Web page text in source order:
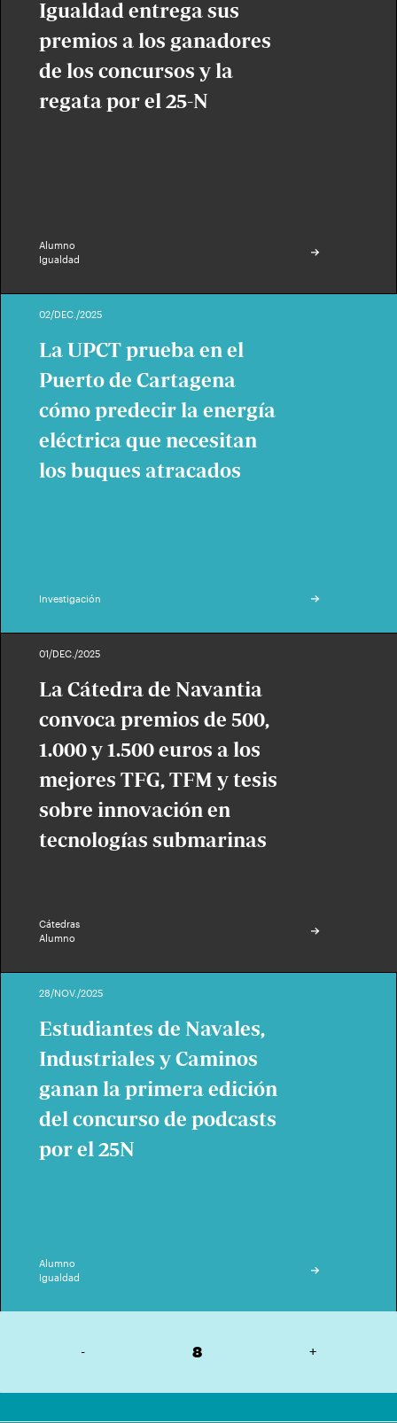
Igualdad entrega sus
premios a los ganadores
de los concursos y la
regata por el 25-N
Alumno
Igualdad
02/DEC./2025
La UPCT prueba en el
Puerto de Cartagena
cómo predecir la energía
eléctrica que necesitan
los buques atracados
Investigación
01/DEC./2025
La Cátedra de Navantia
convoca premios de 500,
1.000 y 1.500 euros a los
mejores TFG, TFM y tesis
sobre innovación en
tecnologías submarinas
Cátedras
Alumno
28/NOV./2025
Estudiantes de Navales,
Industriales y Caminos
ganan la primera edición
del concurso de podcasts
por el 25N
Alumno
Igualdad
- 8 +